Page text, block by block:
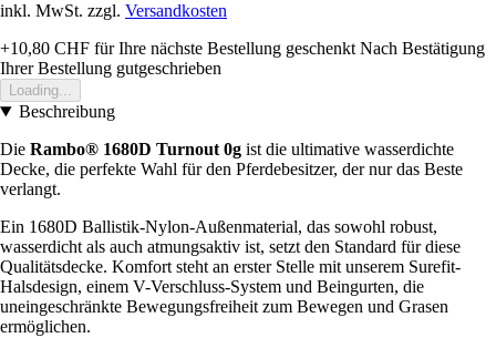
inkl. MwSt. zzgl. Versandkosten
+10,80 CHF für Ihre nächste Bestellung geschenkt Nach Bestätigung
Ihrer Bestellung gutgeschrieben
Loading...
Beschreibung
Die Rambo® 1680D Turnout 0g ist die ultimative wasserdichte
Decke, die perfekte Wahl für den Pferdebesitzer, der nur das Beste
verlangt.
Ein 1680D Ballistik-Nylon-Außenmaterial, das sowohl robust,
wasserdicht als auch atmungsaktiv ist, setzt den Standard für diese
Qualitätsdecke. Komfort steht an erster Stelle mit unserem Surefit-
Halsdesign, einem V-Verschluss-System und Beingurten, die
uneingeschränkte Bewegungsfreiheit zum Bewegen und Grasen
ermöglichen.